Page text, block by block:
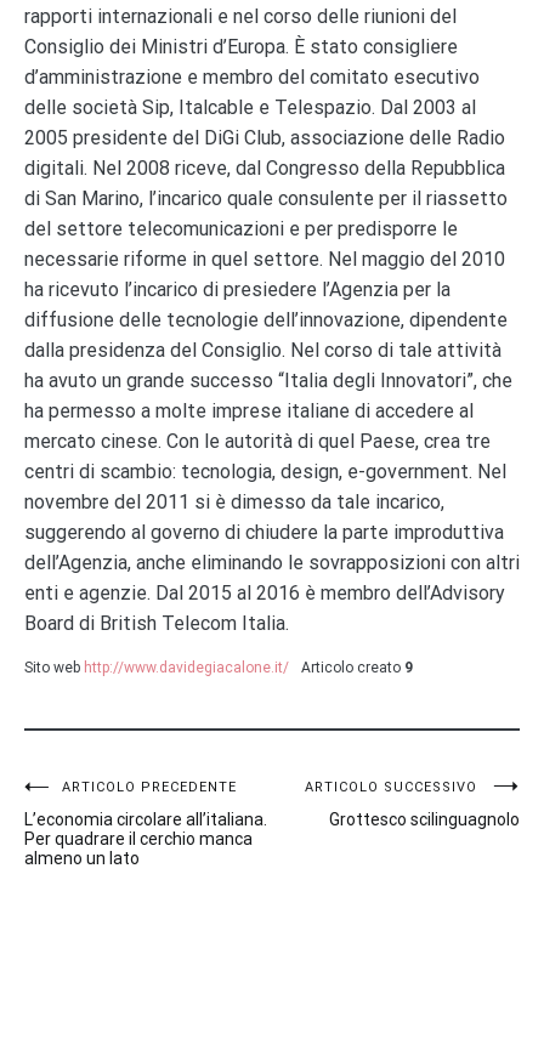
rapporti internazionali e nel corso delle riunioni del
Consiglio dei Ministri d’Europa. È stato consigliere
d’amministrazione e membro del comitato esecutivo
delle società Sip, Italcable e Telespazio. Dal 2003 al
2005 presidente del DiGi Club, associazione delle Radio
digitali. Nel 2008 riceve, dal Congresso della Repubblica
di San Marino, l’incarico quale consulente per il riassetto
del settore telecomunicazioni e per predisporre le
necessarie riforme in quel settore. Nel maggio del 2010
ha ricevuto l’incarico di presiedere l’Agenzia per la
diffusione delle tecnologie dell’innovazione, dipendente
dalla presidenza del Consiglio. Nel corso di tale attività
ha avuto un grande successo “Italia degli Innovatori”, che
ha permesso a molte imprese italiane di accedere al
mercato cinese. Con le autorità di quel Paese, crea tre
centri di scambio: tecnologia, design, e-government. Nel
novembre del 2011 si è dimesso da tale incarico,
suggerendo al governo di chiudere la parte improduttiva
dell’Agenzia, anche eliminando le sovrapposizioni con altri
enti e agenzie. Dal 2015 al 2016 è membro dell’Advisory
Board di British Telecom Italia.
Sito web http://www.davidegiacalone.it/ Articolo creato 9
Navigazione
articoli
ARTICOLO PRECEDENTE
L’economia circolare all’italiana.
Per quadrare il cerchio manca
almeno un lato
ARTICOLO SUCCESSIVO
Grottesco scilinguagnolo